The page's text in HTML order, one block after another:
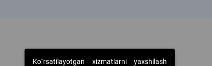
Ko`rsatilayotgan xizmatlarni yaxshilash